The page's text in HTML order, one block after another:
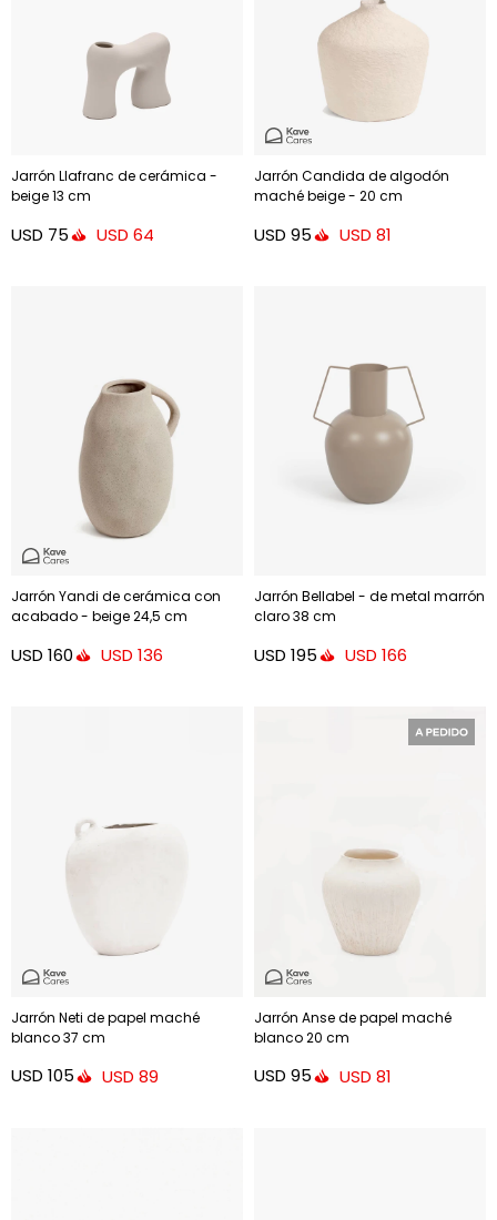
Jarrón Llafranc de cerámica -
beige 13 cm
USD 75 USD 64
Jarrón Candida de algodón
maché beige - 20 cm
USD 95 USD 81
Jarrón Yandi de cerámica con
acabado - beige 24,5 cm
USD 160 USD 136
Jarrón Bellabel - de metal marrón
claro 38 cm
USD 195 USD 166
Jarrón Neti de papel maché
blanco 37 cm
USD 105 USD 89
Jarrón Anse de papel maché
blanco 20 cm
USD 95 USD 81